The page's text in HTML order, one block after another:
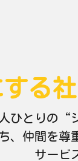
る
ひとりの“
、仲間を
サービ